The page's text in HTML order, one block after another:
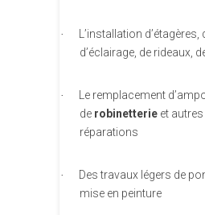
·
L’installation
d’éclairage, de rideaux,
·
Le remplacement
de robinetterie et
réparations
·
Des travaux légers de
mise en peinture